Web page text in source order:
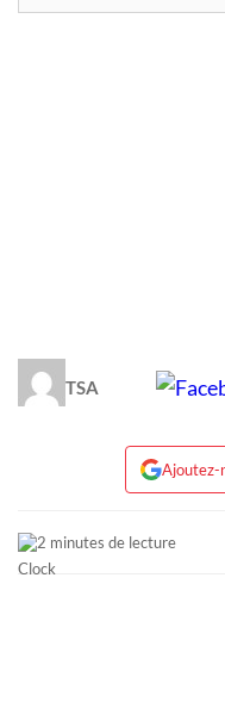
TSA
Ajoutez-
2 minutes de lecture